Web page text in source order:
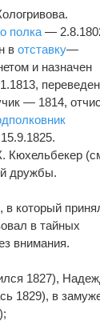
полка —
вотставку—
и назначен
— 1814,
Кюхельбекер
дружбы.
в который
в тайных
внимания.
1827),
1829), в